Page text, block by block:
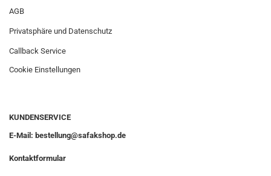
AGB
Privatsphäre und Datenschutz
Callback Service
Cookie Einstellungen
KUNDENSERVICE
E-Mail: bestellung@safakshop.de
Kontaktformular